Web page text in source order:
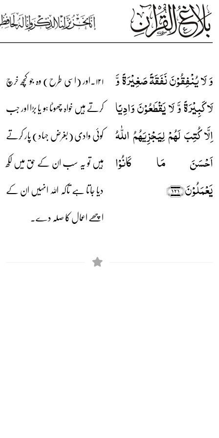
وَ لَا یُنۡفِقُوۡنَ نَفَقَۃً صَغِیۡرَۃً وَّ
لَا کَبِیۡرَۃً وَّ لَا یَقۡطَعُوۡنَ وَادِیًا
اِلَّا کُتِبَ لَہُمۡ لِیَجۡزِیَہُمُ اللّٰہُ
اَحۡسَنَ مَا کَانُوۡا
یَعۡمَلُوۡنَ﴿۱۲۱﴾
۱۲۱۔اور (اسی طرح) وہ جو کچھ خرچ
کرتے ہیں خواہ چھوٹا ہو یا بڑا اور جب
کوئی وادی (بغرض جہاد) پار کرتے
ہیں تو یہ سب ان کے حق میں لکھ
دیا جاتا ہے تاکہ اللہ انہیں ان کے
اچھے اعمال کا صلہ دے۔